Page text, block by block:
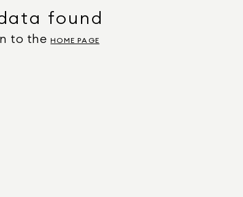
found
to the HOME PAGE